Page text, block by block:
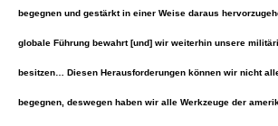
begegnen und gestärkt in einer Weise daraus
globale Führung bewahrt [und] wir weiterhin unsere
besitzen… Diesen Herausforderungen können wir nicht
begegnen, deswegen haben wir alle Werkzeuge der